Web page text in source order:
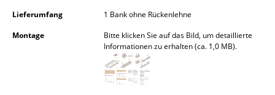
... alle Leuchten
Lieferumfang
1 Bank ohne Rückenlehne
Montage
Bitte klicken Sie auf das Bild, um detaillierte
Informationen zu erhalten (ca. 1,0 MB).